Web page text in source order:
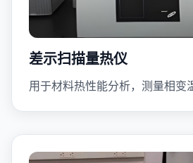
差示扫描量热仪
用于材料热性能分析，测量相变